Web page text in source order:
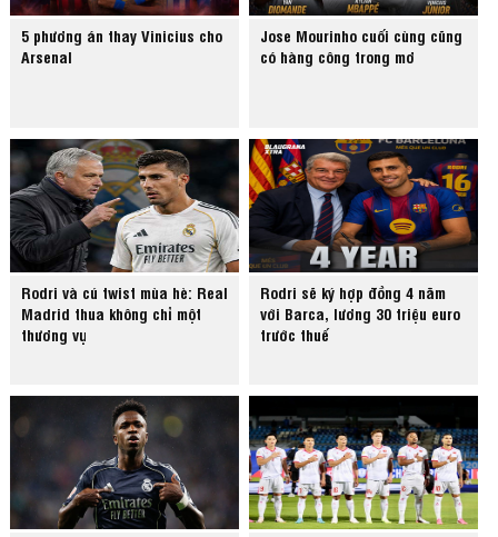
5 phương án thay Vinicius cho
Arsenal
Jose Mourinho cuối cùng cũng
có hàng công trong mơ
Rodri và cú twist mùa hè: Real
Madrid thua không chỉ một
thương vụ
Rodri sẽ ký hợp đồng 4 năm
với Barca, lương 30 triệu euro
trước thuế